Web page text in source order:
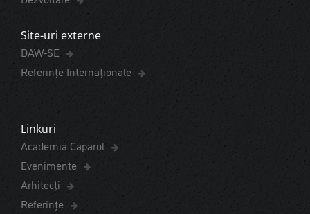
Site-uri externe
DAW-SE
Referințe Internaționale
Linkuri
Academia Caparol
Evenimente
Arhitecți
Referințe